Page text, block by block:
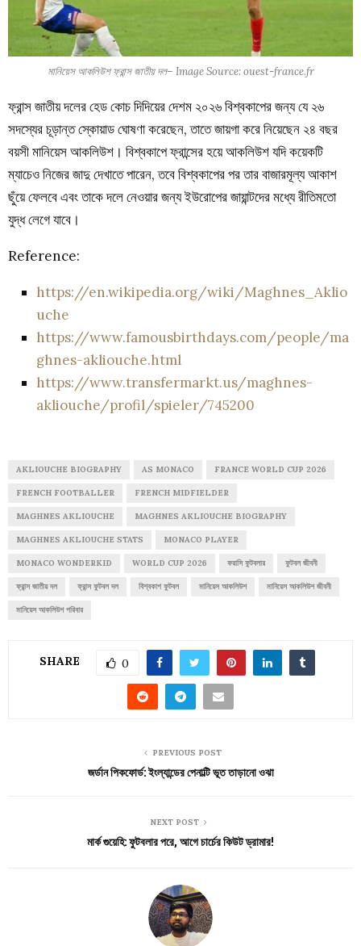
মানিয়েস আকলিউশ ফ্রান্স জাতীয়দল– Image Source: ouest-france.fr
ফ্রান্স জাতীয় দলের হেড কোচ দিদিয়ের দেশম ২০২৬ বিশ্বকাপের জন্য যে ২৬
সদস্যের চূড়ান্ত স্কোয়াড ঘোষণা করেছেন, তাতে জায়গা করে নিয়েছেন ২৪ বছর
বয়সী মানিয়েস আকলিউশ। বিশ্বকাপে ফ্রান্সের হয়ে আকলিউশ যদি কয়েকটি
ম্যাচেও নিজের জাদু দেখাতে পারেন, তবে বিশ্বকাপের পর তার বাজারমূল্য আকাশ
ছুঁয়ে ফেলবে এবং তাকে দলে নেওয়ার জন্য ইউরোপের জায়ান্টদের মধ্যে রীতিমতো
যুদ্ধ লেগে যাবে।
Reference:
https://en.wikipedia.org/wiki/Maghnes_Aklio
uche
https://www.famousbirthdays.com/people/ma
ghnes-akliouche.html
https://www.transfermarkt.us/maghnes-
akliouche/profil/spieler/745200
AKLIOUCHE BIOGRAPHY AS MONACO FRANCE WORLD CUP 2026
FRENCH FOOTBALLER FRENCH MIDFIELDER
MAGHNES AKLIOUCHE MAGHNES AKLIOUCHE BIOGRAPHY
MAGHNES AKLIOUCHE STATS MONACO PLAYER
MONACO WONDERKID WORLD CUP 2026 ফরাসি ফুটবলার ফুটবল জীবনী
ফ্রান্স জাতীয় দল ফ্রান্স ফুটবল দল বিশ্বকাপ ফুটবল মানিয়েস আকলিউশ মানিয়েস আকলিউশ জীবনী
মানিয়েস আকলিউশ পরিবার
SHARE 0
PREVIOUS POST
জর্ডান পিকফোর্ড: ইংল্যান্ডের পেনাল্টি ভূত তাড়ানো ওঝা
NEXT POST
মার্ক গুয়েহি: ফুটবলার পরে, আগে চার্চের কিউট ড্রামার!